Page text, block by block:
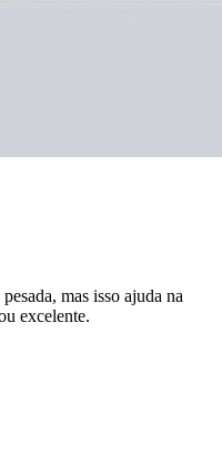
mas isso ajuda na
excelente.